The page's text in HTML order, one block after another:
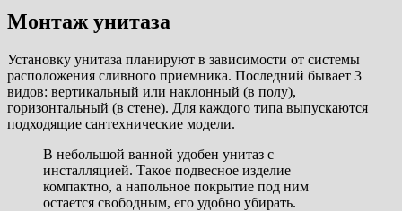
Монтаж унитаза
Установку унитаза планируют в зависимости от системы
расположения сливного приемника. Последний бывает 3
видов: вертикальный или наклонный (в полу),
горизонтальный (в стене). Для каждого типа выпускаются
подходящие сантехнические модели.
В небольшой ванной удобен унитаз с
инсталляцией. Такое подвесное изделие
компактно, а напольное покрытие под ним
остается свободным, его удобно убирать.